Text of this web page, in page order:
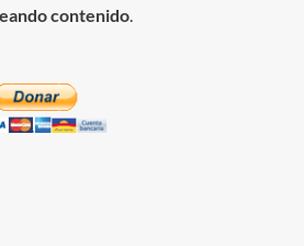
contenido.